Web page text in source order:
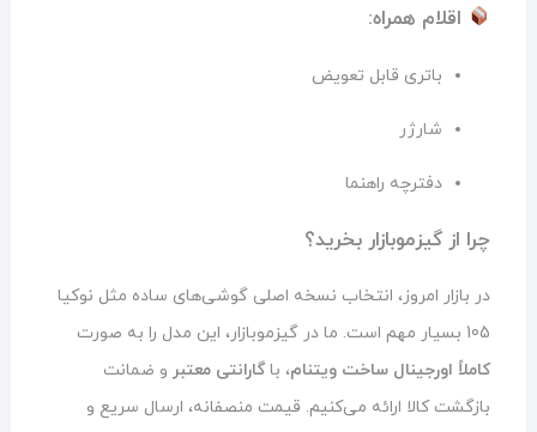
اقلام همراه:
باتری قابل تعویض
شارژر
دفترچه راهنما
چرا از گیزموبازار بخرید؟
در بازار امروز، انتخاب نسخه اصلی گوشی‌های ساده مثل نوکیا
105 بسیار مهم است. ما در گیزموبازار، این مدل را به صورت
کاملاً اورجینال ساخت ویتنام، باگارانتی معتبر و ضمانت
بازگشت کالا ارائه می‌کنیم. قیمت منصفانه، ارسال سریع و